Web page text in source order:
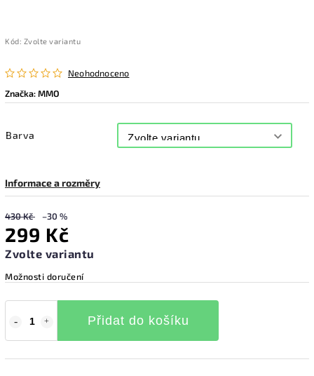
Kód: Zvolte variantu
Neohodnoceno
Značka:MMO
Barva
Informace a rozměry
430 Kč –30 %
299 Kč
Zvolte variantu
Možnosti doručení
Přidat do košíku